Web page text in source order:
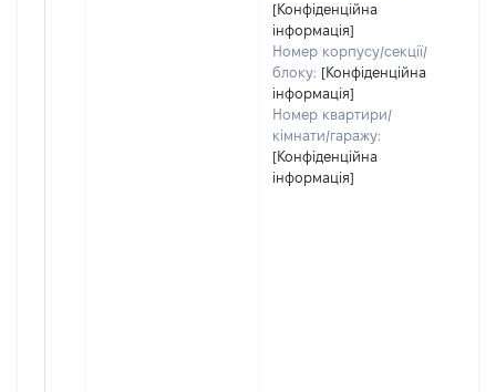
[Конфіденційна
інформація]
Номер корпусу/секції/
блоку: [Конфіденційна
інформація]
Номер квартири/
кімнати/гаражу:
[Конфіденційна
інформація]